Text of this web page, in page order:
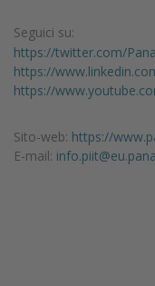
Seguici su:
https://twitter.com/
https://
https://
Sito-web: https://
E-mail: